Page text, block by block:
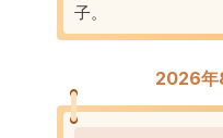
子。
2026年